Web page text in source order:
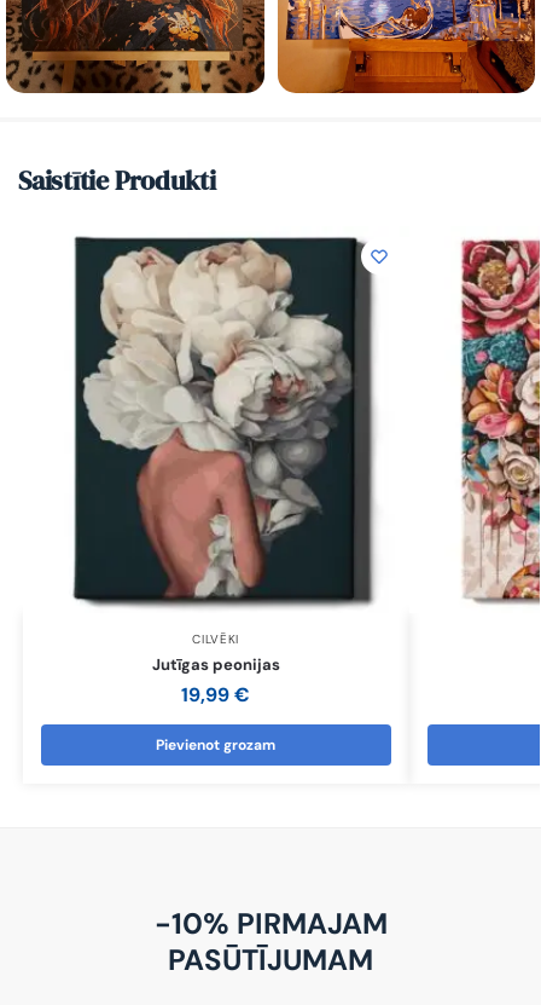
Saistītie Produkti
CILVĒKI
Jutīgas peonijas
19,99€
Pievienot grozam
-10% PIRMAJAM
PASŪTĪJUMAM